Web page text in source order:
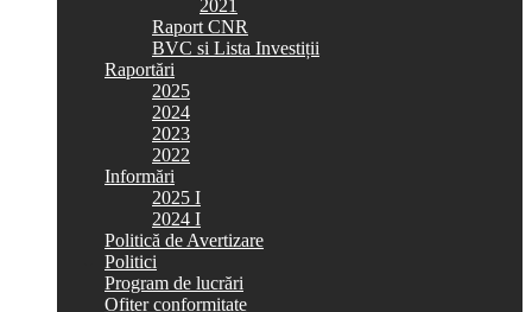
2021
Raport CNR
BVC si Lista Investiții
Raportări
2025
2024
2023
2022
Informări
2025 I
2024 I
Politică de Avertizare
Politici
Program de lucrări
Ofițer conformitate